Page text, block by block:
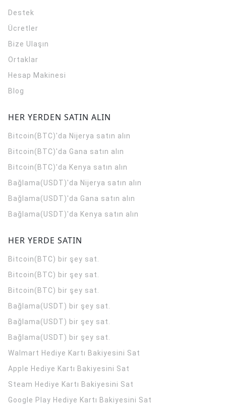
Destek
Ücretler
Bize Ulaşın
Ortaklar
Hesap Makinesi
Blog
HER YERDEN SATIN ALIN
Bitcoin(BTC)'da Nijerya satın alın
Bitcoin(BTC)'da Gana satın alın
Bitcoin(BTC)'da Kenya satın alın
Bağlama(USDT)'da Nijerya satın alın
Bağlama(USDT)'da Gana satın alın
Bağlama(USDT)'da Kenya satın alın
HER YERDE SATIN
Bitcoin(BTC) bir şey sat.
Bitcoin(BTC) bir şey sat.
Bitcoin(BTC) bir şey sat.
Bağlama(USDT) bir şey sat.
Bağlama(USDT) bir şey sat.
Bağlama(USDT) bir şey sat.
Walmart Hediye Kartı Bakiyesini Sat
Apple Hediye Kartı Bakiyesini Sat
Steam Hediye Kartı Bakiyesini Sat
Google Play Hediye Kartı Bakiyesini Sat